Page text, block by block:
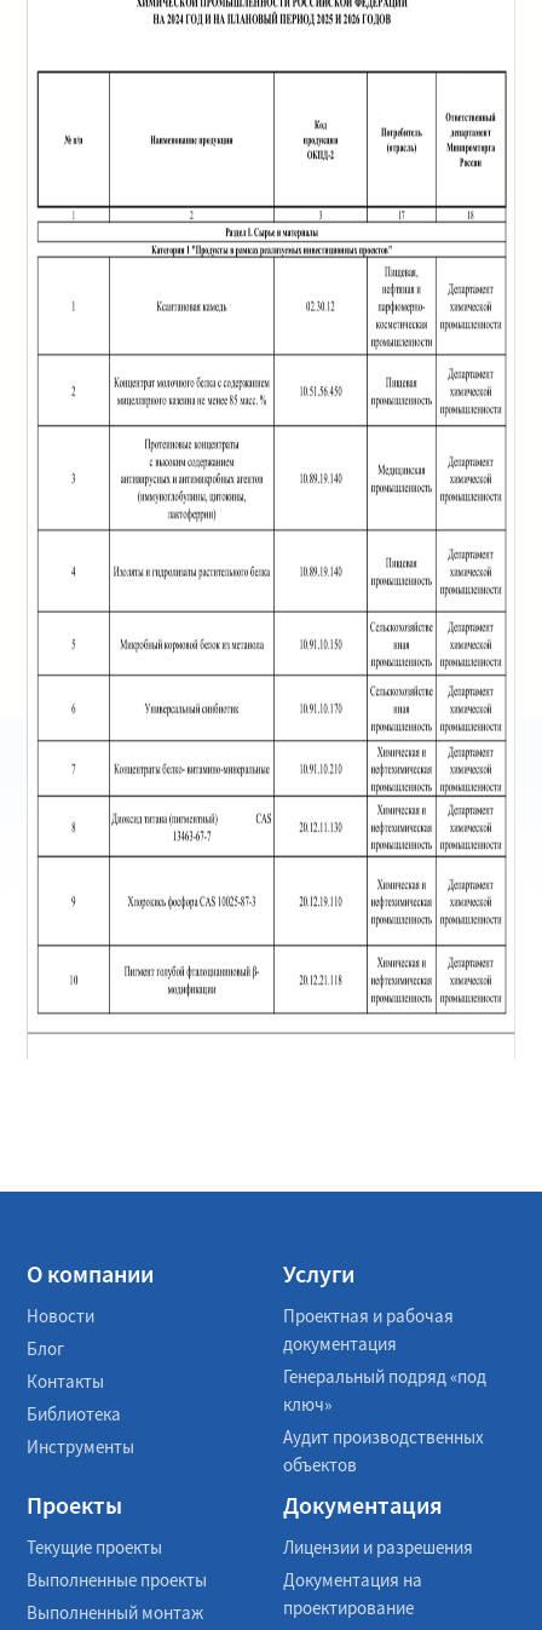
О компании
Новости
Блог
Контакты
Библиотека
Инструменты
Услуги
Проектная и рабочая
документация
Генеральный подряд «под
ключ»
Аудит производственных
объектов
Проекты
Текущие проекты
Выполненные проекты
Выполненный монтаж
Документация
Лицензии и разрешения
Документация на
проектирование